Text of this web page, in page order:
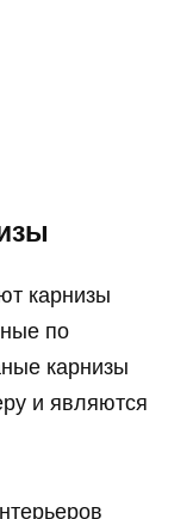
карнизы
по
карнизы
и являются